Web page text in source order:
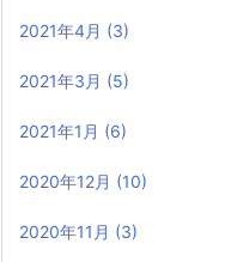
2021年4月 (3)
2021年3月 (5)
2021年1月 (6)
2020年12月 (10)
2020年11月 (3)